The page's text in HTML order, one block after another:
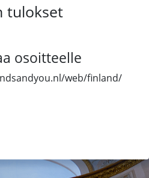
tulokset
osoitteelle
web/finland/